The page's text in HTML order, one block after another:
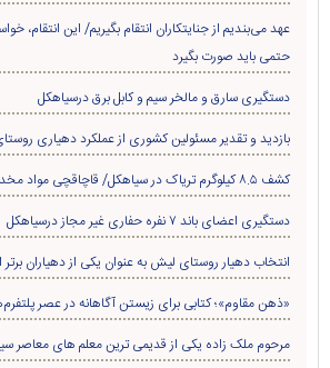
عهد می‌بندیم از جنایتکاران انتقام بگیریم/ این
حتمی باید صورت بگیرد
دستگیری سارق و مالخر سیم و کابل برق درسیاهکل
بازدید و تقدیر مسئولین کشوری از عملکرد دهیاری
کشف ۸.۵ کیلوگرم تریاک در سیاهکل/ قاچاقچی مواد مخدر دستگیر شد
دستگیری اعضای باند ۷ نفره حفاری غير مجاز درسیاهکل
انتخاب دهیار روستای لیش به عنوان یکی از دهیاران برتر
«ذهن مقاوم»؛ کتابی برای زیستن آگاهانه در عصر
مرحوم ملک زاده یکی از قدیمی ترین معلم های معاصر